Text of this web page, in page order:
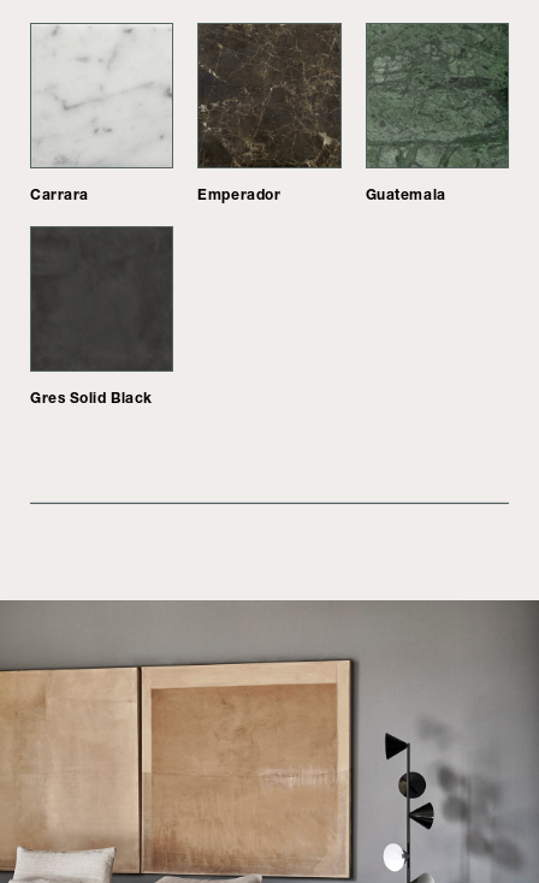
Carrara Emperador Guatemala
Gres Solid Black